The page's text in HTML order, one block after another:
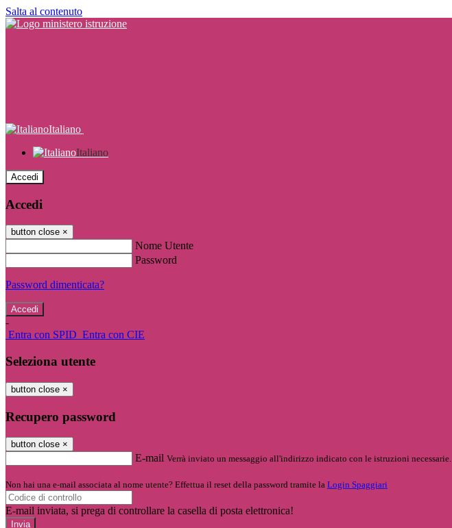
Salta al contenuto
Italiano
Italiano
Accedi
Accedi
button close ×
Nome Utente
Password
Password dimenticata?
-
Entra con SPID Entra con CIE
Seleziona utente
button close ×
Recupero password
button close ×
E-mail Verrà inviato un messaggio all'indirizzo indicato con le istruzioni necessarie.
Non hai una e-mail associata al nome utente? Effettua il reset della password tramite la Login Spaggiari
E-mail inviata, si prega di controllare la casella di posta elettronica!